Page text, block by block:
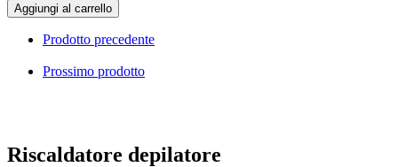
Aggiungi al carrello
Prodotto precedente
Prossimo prodotto
Riscaldatore depilatore